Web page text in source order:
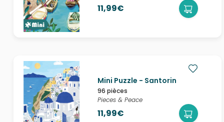
11,99€
Mini Puzzle - Santorin
96 pièces
Pieces & Peace
11,99€